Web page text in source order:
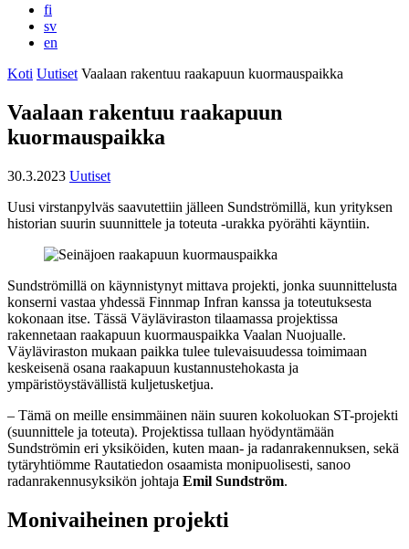
fi
sv
en
Koti Uutiset Vaalaan rakentuu raakapuun kuormauspaikka
Vaalaan rakentuu raakapuun
kuormauspaikka
30.3.2023 Uutiset
Uusi virstanpylväs saavutettiin jälleen Sundströmillä, kun yrityksen
historian suurin suunnittele ja toteuta -urakka pyörähti käyntiin.
Sundströmillä on käynnistynyt mittava projekti, jonka suunnittelusta
konserni vastaa yhdessä Finnmap Infran kanssa ja toteutuksesta
kokonaan itse. Tässä Väyläviraston tilaamassa projektissa
rakennetaan raakapuun kuormauspaikka Vaalan Nuojualle.
Väyläviraston mukaan paikka tulee tulevaisuudessa toimimaan
keskeisenä osana raakapuun kustannustehokasta ja
ympäristöystävällistä kuljetusketjua.
– Tämä on meille ensimmäinen näin suuren kokoluokan ST-projekti
(suunnittele ja toteuta). Projektissa tullaan hyödyntämään
Sundströmin eri yksiköiden, kuten maan- ja radanrakennuksen, sekä
tytäryhtiömme Rautatiedon osaamista monipuolisesti, sanoo
radanrakennusyksikön johtaja Emil Sundström.
Monivaiheinen projekti